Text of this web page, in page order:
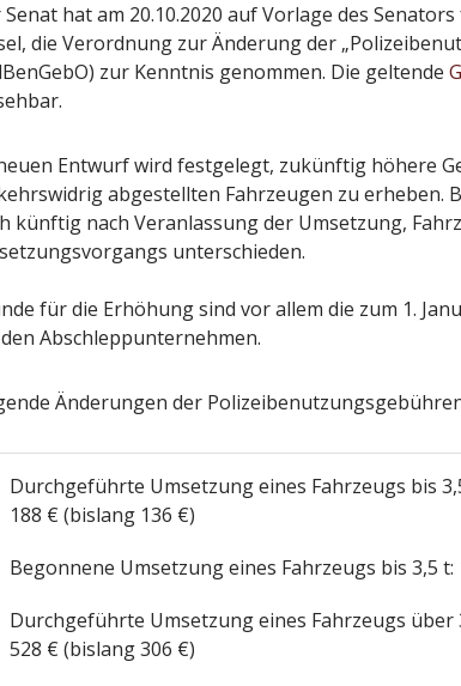
Senat hat am 20.10.2020 auf Vorlage des
die Verordnung zur Änderung der
zur Kenntnis genommen. Die geltende
Entwurf wird festgelegt, zukünftig höhere
abgestellten Fahrzeugen zu erheben.
künftig nach Veranlassung der Umsetzung,
unterschieden.
für die Erhöhung sind vor allem die zum 1.
Abschleppunternehmen.
Änderungen der
Durchgeführte Umsetzung eines Fahrzeugs bis
188 € (bislang 136 €)
Begonnene Umsetzung eines Fahrzeugs bis 3,5 t:
Durchgeführte Umsetzung eines Fahrzeugs über
528 € (bislang 306 €)